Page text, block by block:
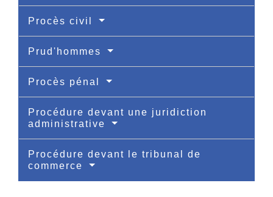
Procès civil
Prud'hommes
Procès pénal
Procédure devant une juridiction
administrative
Procédure devant le tribunal de
commerce